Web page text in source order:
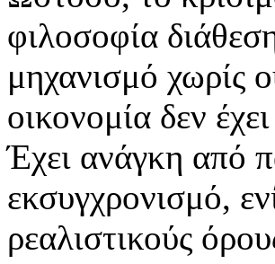
φιλοσοφία
μηχανισμό χωρίς
οικονομία δεν
Έχει ανάγκη από
εκσυγχρονισμό,
ρεαλιστικούς